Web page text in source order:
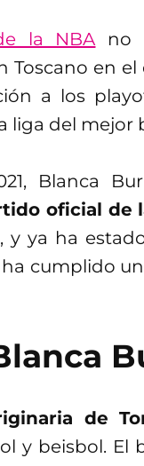
la NBA no
Toscano en
a los
liga del
Blanca
oficial de
y ya ha
cumplido
de
y beisbol. El